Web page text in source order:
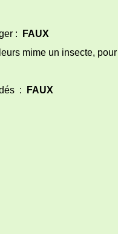
:
FAUX
mime un insecte, pour
:
FAUX